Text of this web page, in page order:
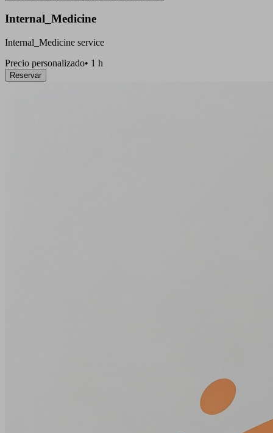
Internal_Medicine
Internal_Medicine service
Precio personalizado• 1 h
Reservar